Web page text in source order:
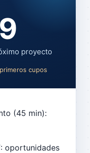
proyecto
cupos
(45 min):
oportunidades